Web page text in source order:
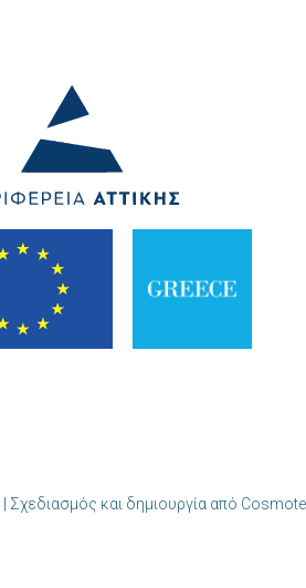
| Σχεδιασμός και δημιουργία από Cosmote